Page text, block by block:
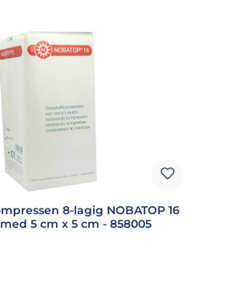
8-lagig NOBATOP 16
5 cm x 5 cm - 858005